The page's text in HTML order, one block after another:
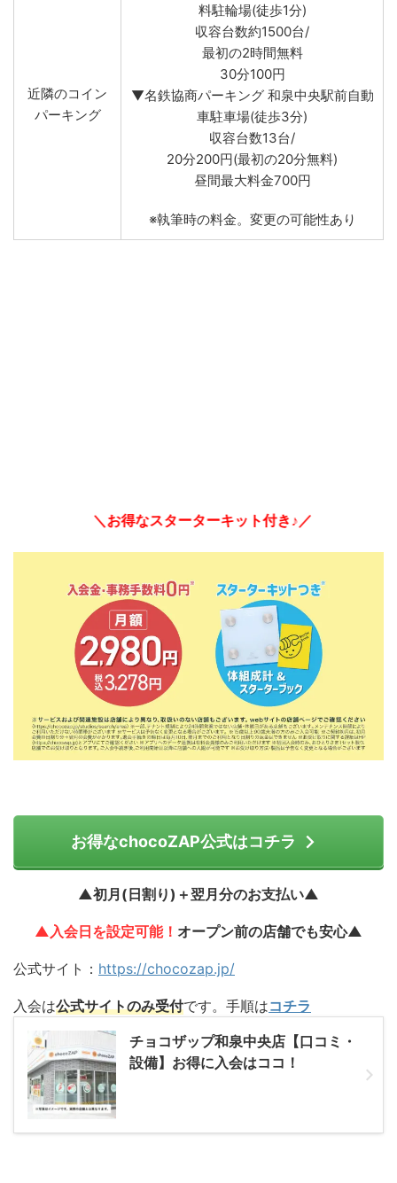
近隣のコイン
パーキング
料駐輪場(徒歩1分)
収容台数約1500台/
最初の2時間無料
30分100円
▼名鉄協商パーキング 和泉中央駅前自動
車駐車場(徒歩3分)
収容台数13台/
20分200円(最初の20分無料)
昼間最大料金700円
※執筆時の料金。変更の可能性あり
＼お得なスターターキット付き♪／
お得なchocoZAP公式はコチラ
▲初月(日割り)＋翌月分のお支払い▲
▲入会日を設定可能！ オープン前の店舗でも安心▲
公式サイト： https://chocozap.jp/
入会は公式サイトのみ受付です。手順はコチラ
チョコザップ和泉中央店【口コミ・
設備】お得に入会はココ！